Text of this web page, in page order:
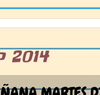
2014